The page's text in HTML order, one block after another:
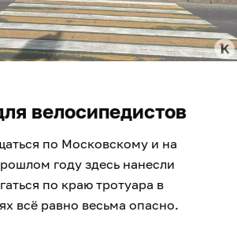
велосипедистов
по Московскому и на
году здесь нанесли
по краю тротуара в
всё равно весьма опасно.